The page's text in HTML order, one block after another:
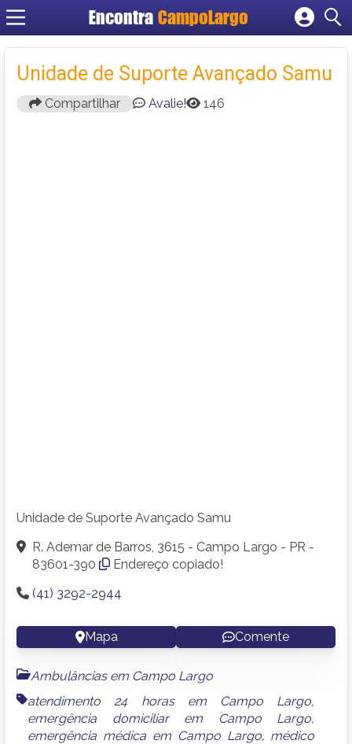
Encontra CampoLargo
Cadastrar empresa
Criar conta
Unidade de Suporte Avançado Samu
Compartilhar Avalie! 146
Unidade de Suporte Avançado Samu
R. Ademar de Barros, 3615 - Campo Largo - PR -
83601-390
Endereço copiado!
(41) 3292-2944
Mapa Comente
Ambulâncias em Campo Largo
atendimento 24 horas em Campo Largo,
emergência domiciliar em Campo Largo,
emergência médica em Campo Largo, médico